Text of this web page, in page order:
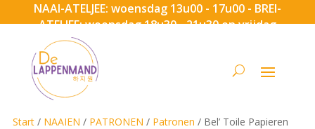
NAAI-ATELJEE: woensdag 13u00 - 17u00 - BREI-
ATELJEE: woensdag 18u30 - 21u30 en vrijdag
Start/ NAAIEN / PATRONEN / Patronen / Bel’ Toile Papieren